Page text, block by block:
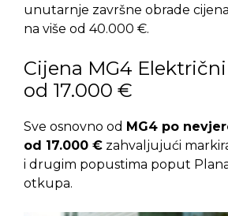
unutarnje završne obrade
na više od 40.000 €.
Cijena MG4
od 17.000 €
Sve osnovno od MG4 po
od 17.000 € zahvaljujući
i drugim popustima poput
otkupa.